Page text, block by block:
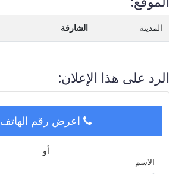
المدينة الشارقة
الرد على هذا الإعلان:
اعرض رقم الهاتف
أو
الاسم